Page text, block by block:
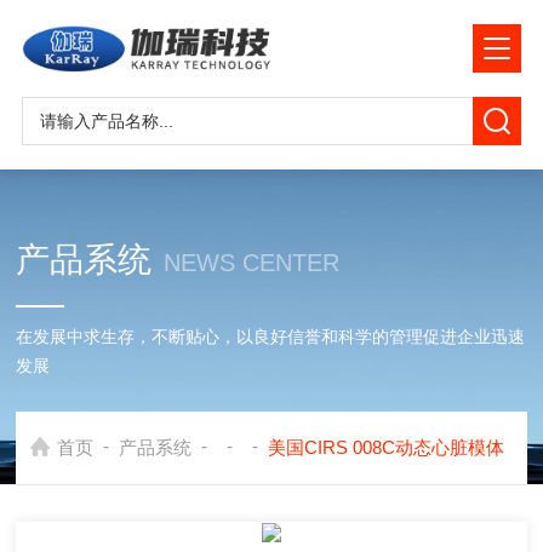
产品系统 NEWS CENTER
在发展中求生存，不断贴心，以良好信誉和科学的管理促进企业迅速
发展
首页 - 产品系统 - - - 美国CIRS 008C动态心脏模体